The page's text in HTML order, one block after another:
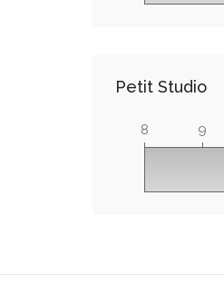
Petit Studio
8 9